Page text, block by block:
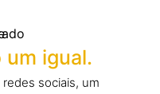
igual.
sociais, um